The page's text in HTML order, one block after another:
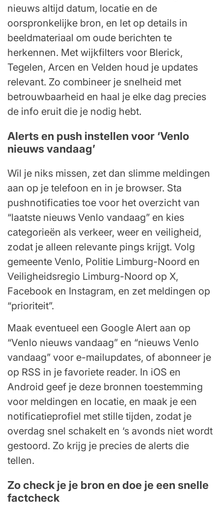
nieuws altijd datum, locatie en de
oorspronkelijke bron, en let op details in
beeldmateriaal om oude berichten te
herkennen. Met wijkfilters voor Blerick,
Tegelen, Arcen en Velden houd je updates
relevant. Zo combineer je snelheid met
betrouwbaarheid en haal je elke dag precies
de info eruit die je nodig hebt.
Alerts en push instellen voor ‘Venlo
nieuws vandaag’
Wil je niks missen, zet dan slimme meldingen
aan op je telefoon en in je browser. Sta
pushnotificaties toe voor het overzicht van
“laatste nieuws Venlo vandaag” en kies
categorieën als verkeer, weer en veiligheid,
zodat je alleen relevante pings krijgt. Volg
gemeente Venlo, Politie Limburg-Noord en
Veiligheidsregio Limburg-Noord op X,
Facebook en Instagram, en zet meldingen op
“prioriteit”.
Maak eventueel een Google Alert aan op
“Venlo nieuws vandaag” en “nieuws Venlo
vandaag” voor e-mailupdates, of abonneer je
op RSS in je favoriete reader. In iOS en
Android geef je deze bronnen toestemming
voor meldingen en locatie, en maak je een
notificatieprofiel met stille tijden, zodat je
overdag snel schakelt en ‘s avonds niet wordt
gestoord. Zo krijg je precies de alerts die
tellen.
Zo check je je bron en doe je een snelle
factcheck